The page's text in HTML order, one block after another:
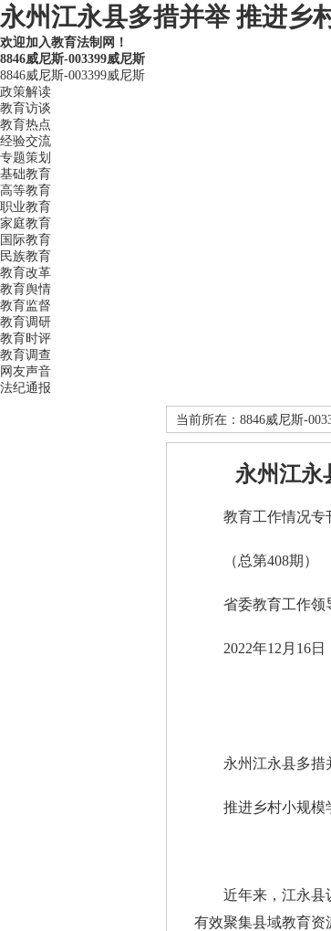
永州江永县多措并举 推进乡
欢迎加入教育法制网！
8846威尼斯-003399威尼斯
8846威尼斯-003399威尼斯
政策解读
教育访谈
教育热点
经验交流
专题策划
基础教育
高等教育
职业教育
家庭教育
国际教育
民族教育
教育改革
教育舆情
教育监督
教育调研
教育时评
教育调查
网友声音
法纪通报
当前所在： 8846威尼斯-
永州江永
教育工作情况专
（总第408期）
省委教育工作领
2022年12月16日
永州江永县多措
推进乡村小规模
近年来，江永县认
有效聚集县域教育资